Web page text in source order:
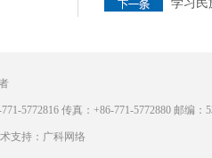
学习民
5772816 传真：+86-771-5772880 邮编：
支持：广科网络